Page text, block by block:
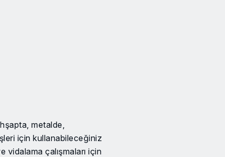
metalde,
için kullanabileceğiniz
vidalama çalışmaları için